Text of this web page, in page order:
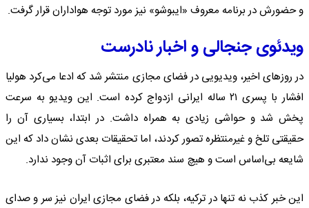
و حضورش در برنامه معروف «ایبوشو» نیز مورد توجه هواداران قرار گرفت.
ویدئوی جنجالی و اخبار نادرست
در روزهای اخیر، ویدیویی در فضای مجازی منتشر شد که ادعا می‌کرد هولیا
افشار با پسری ۲۱ ساله ایرانی ازدواج کرده است. این ویدیو به سرعت
پخش شد و حواشی زیادی به همراه داشت. در ابتدا، بسیاری آن را
حقیقتی تلخ و غیرمنتظره تصور کردند، اما تحقیقات بعدی نشان داد که این
شایعه بی‌اساس است و هیچ سند معتبری برای اثبات آن وجود ندارد.
این خبر کذب نه تنها در ترکیه، بلکه در فضای مجازی ایران نیز سر و صدای